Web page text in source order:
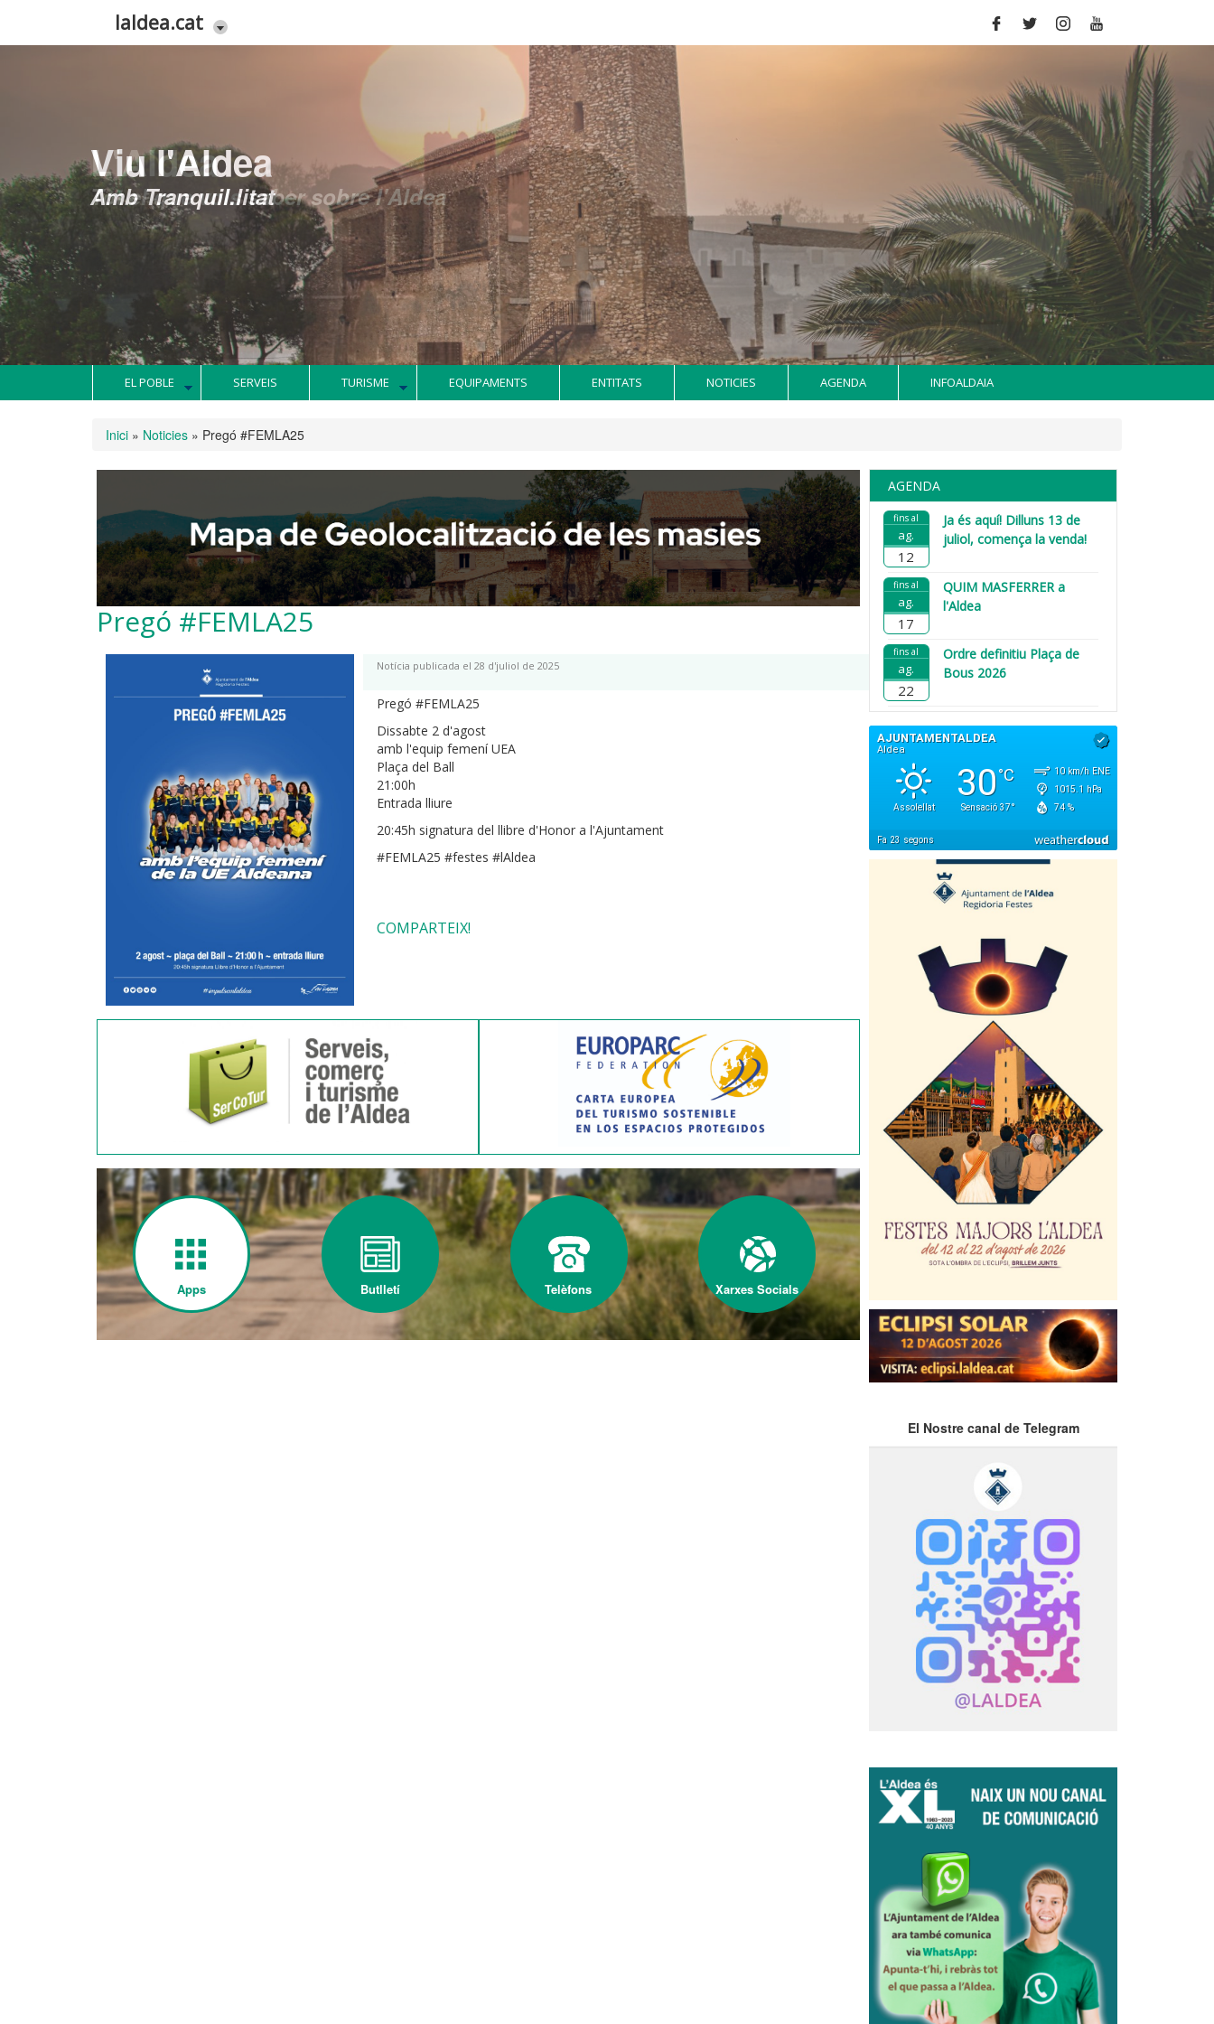
laldea.cat
L'Aldea
Tot el que vols saber sobre l'Aldea
EL POBLE SERVEIS TURISME EQUIPAMENTS ENTITATS NOTICIES AGENDA INFOALDAIA
Esteu aquí
Inici » Noticies » Pregó #FEMLA25
Pregó #FEMLA25
Notícia publicada el 28 d'juliol de 2025
Pregó #FEMLA25
Dissabte 2 d'agost
amb l'equip femení UEA
Plaça del Ball
21:00h
Entrada lliure
20:45h signatura del llibre d'Honor a l'Ajuntament
#FEMLA25 #festes #lAldea
COMPARTEIX!
Apps Butlletí Telèfons Xarxes Socials
AGENDA
fins al
ag.
12
Ja és aquí! Dilluns 13 de
juliol, comença la venda!
fins al
ag.
17
QUIM MASFERRER a
l'Aldea
fins al
ag.
22
Ordre definitiu Plaça de
Bous 2026
El Nostre canal de Telegram